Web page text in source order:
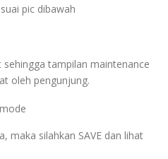
pic dibawah
tampilan maintenance
oleh pengunjung.
maka silahkan SAVE dan lihat